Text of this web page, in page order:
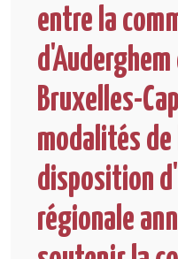
entre la
Bruxelles-
modalités de
disposition
régionale